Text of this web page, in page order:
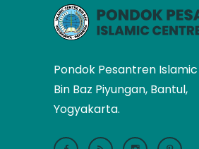
Pondok Pesantren
Bin Baz Piyungan, Bantul,
Yogyakarta.